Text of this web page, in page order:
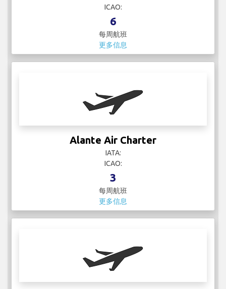
每周航班
更多信息
IATA:
ICAO:
每周航班
更多信息
Alaska Airlines
1190
每周航班
更多信息